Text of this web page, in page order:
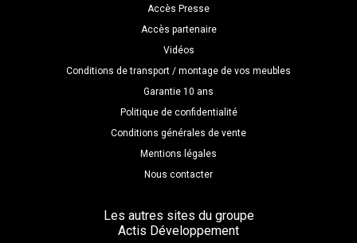
Accès Presse
Accès partenaire
Vidéos
Conditions de transport / montage de vos meubles
Garantie 10 ans
Politique de confidentialité
Conditions générales de vente
Mentions légales
Nous contacter
Les autres sites du groupe
Actis Développement